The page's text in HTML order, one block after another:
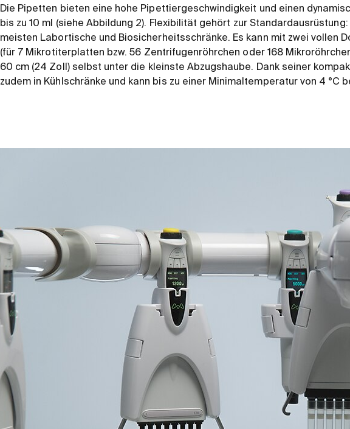
Die Pipetten bieten eine hohe Pipettiergeschwindigkeit und einen
bis zu 10 ml (siehe Abbildung 2). Flexibilität gehört zur
meisten Labortische und Biosicherheitsschränke. Es kann mit zwei vollen
(für 7 Mikrotiterplatten bzw. 56 Zentrifugenröhrchen oder 168
60 cm (24 Zoll) selbst unter die kleinste Abzugshaube. Dank seiner
zudem in Kühlschränke und kann bis zu einer Minimaltemperatur von 4 °C